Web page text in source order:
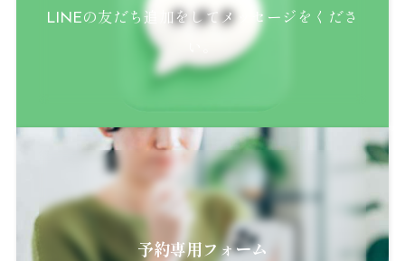
LINEの友だち追加をしてメッセージをくださ
予約専用フォーム